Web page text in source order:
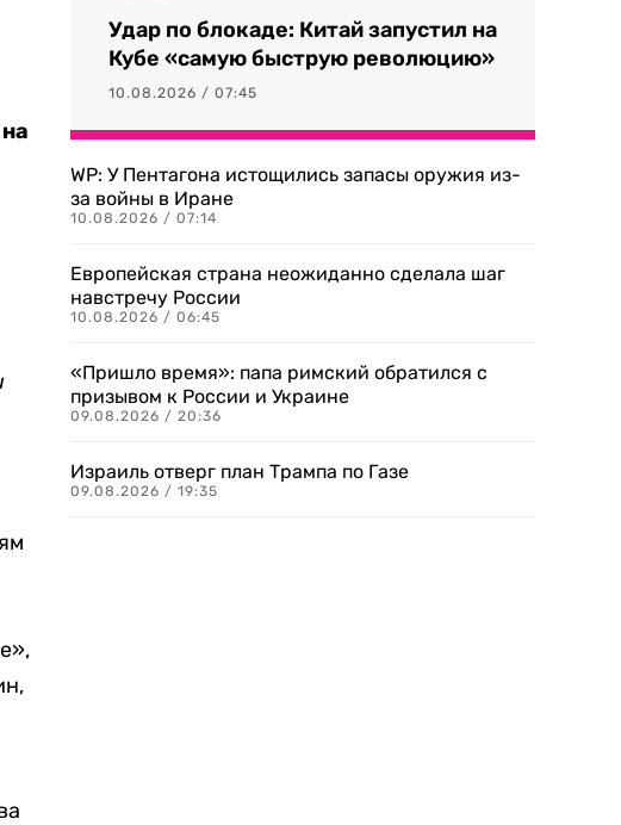
Удар по блокаде: Китай запустил на
Кубе «самую быструю революцию»
10.08.2026 / 07:45
WP: У Пентагона истощились запасы оружия из-
за войны в Иране
10.08.2026 / 07:14
Европейская страна неожиданно сделала шаг
навстречу России
10.08.2026 / 06:45
«Пришло время»: папа римский обратился с
призывом к России и Украине
09.08.2026 / 20:36
Израиль отверг план Трампа по Газе
09.08.2026 / 19:35